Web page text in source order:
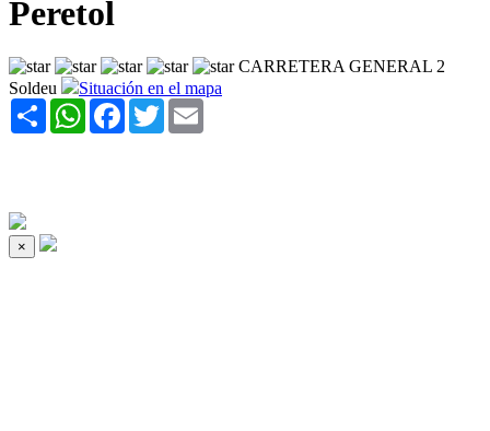
Peretol
CARRETERA GENERAL 2
Soldeu
Situación en el mapa
Share WhatsAppFacebook
Twitter
×